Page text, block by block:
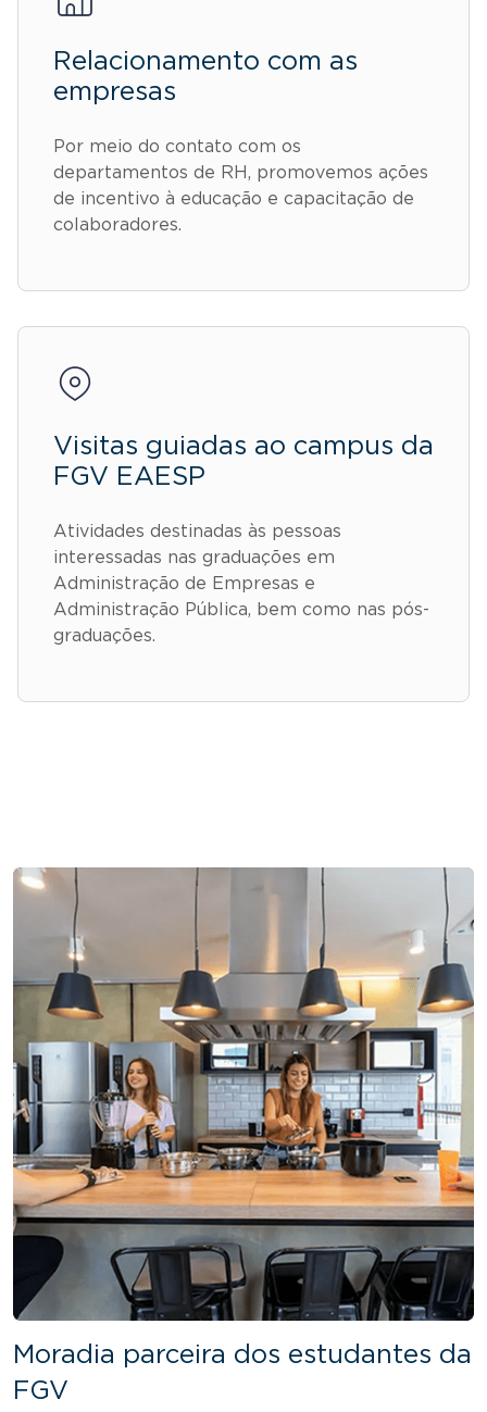
Relacionamento com as
empresas
Por meio do contato com os
departamentos de RH, promovemos ações
de incentivo à educação e capacitação de
colaboradores.
Visitas guiadas ao campus da
FGV EAESP
Atividades destinadas às pessoas
interessadas nas graduações em
Administração de Empresas e
Administração Pública, bem como nas pós-
graduações.
Moradia parceira dos estudantes da
FGV